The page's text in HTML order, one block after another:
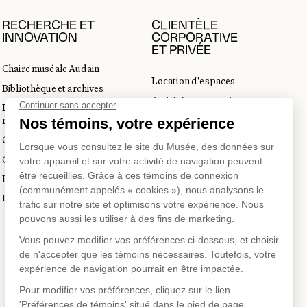
RECHERCHE ET
INNOVATION
Chaire muséale Audain
Bibliothèque et archives
Incubateur d’innovations
muséales
Guide de numérisation 3D
Commandes d'images
Prix en art actuel
Prix Lynne-Cohen
CLIENTÈLE
CORPORATIVE
ET PRIVÉE
Location d'espaces
Activités corporatives
Location d'œuvres
du tourisme